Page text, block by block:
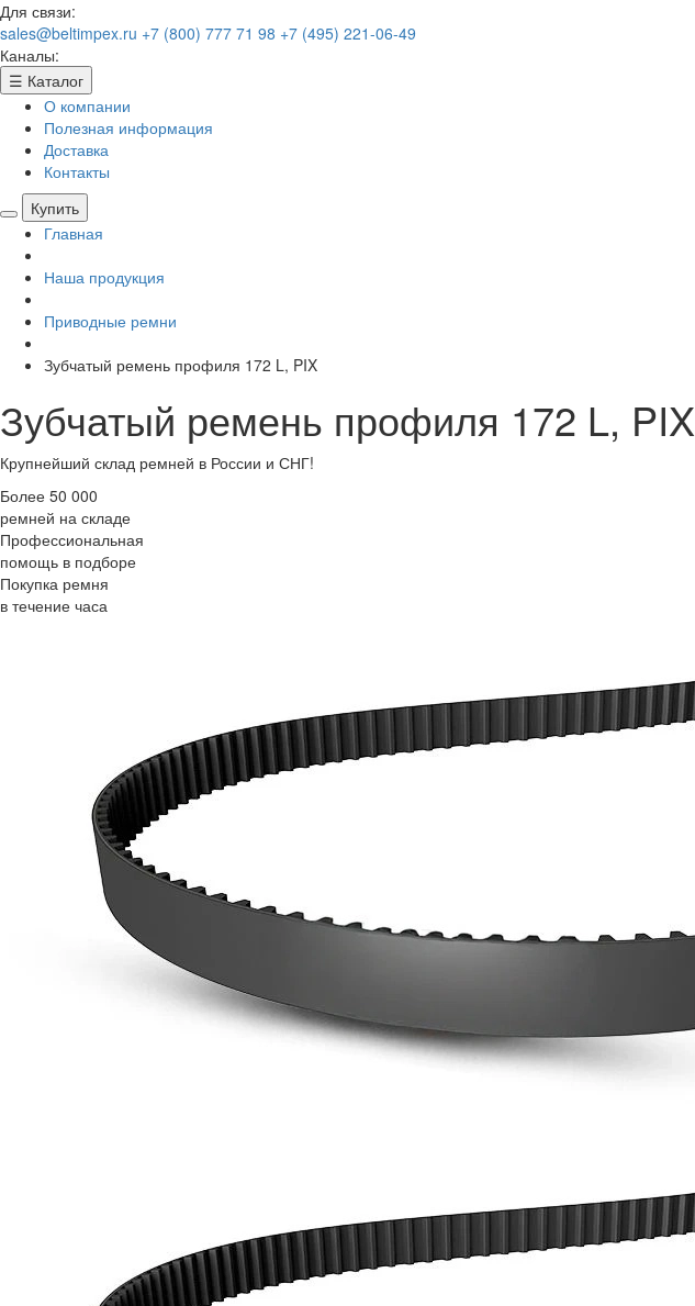
Для связи:
sales@beltimpex.ru +7 (800) 777 71 98 +7 (495) 221-06-49
Каналы:
☰ Каталог
О компании
Полезная информация
Доставка
Контакты
Купить
Главная
Наша продукция
Приводные ремни
Зубчатый ремень профиля 172 L, PIX
Зубчатый ремень профиля 172 L, PIX
Крупнейший склад ремней в России и СНГ!
Более 50 000
ремней на складе
Профессиональная
помощь в подборе
Покупка ремня
в течение часа